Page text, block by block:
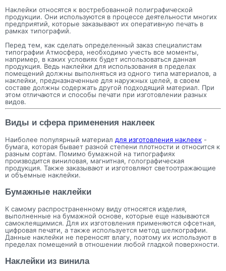
Наклейки относятся к востребованной полиграфической
продукции. Они используются в процессе деятельности многих
предприятий, которые заказывают их оперативную печать в
рамках типографий.
Перед тем, как сделать определенный заказ специалистам
типографии Атмосфера, необходимо учесть все моменты,
например, в каких условиях будет использоваться данная
продукция. Ведь наклейки для использования в пределах
помещений должны выполняться из одного типа материалов, а
наклейки, предназначенные для наружных целей, в своем
составе должны содержать другой подходящий материал. При
этом отличаются и способы печати при изготовлении разных
видов.
Виды и сфера применения наклеек
Наиболее популярный материал для изготовления наклеек -
бумага, которая бывает разной степени плотности и относится к
разным сортам. Помимо бумажной на типографиях
производится виниловая, магнитная, голографическая
продукция. Также заказывают и изготовляют светоотражающие
и объемные наклейки.
Бумажные наклейки
К самому распространенному виду относятся изделия,
выполненные на бумажной основе, которые еще называются
самоклеящимися. Для их изготовления применяются офсетная,
цифровая печати, а также используется метод шелкографии.
Данные наклейки не переносят влагу, поэтому их используют в
пределах помещений в отношении любой гладкой поверхности.
Наклейки из винила
Оставить
заявку